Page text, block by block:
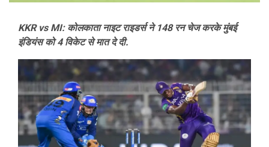
KKR vs MI: कोलकाता नाइट राइडर्स ने 148 रन चेज करके मुंबई
इंडियंस को 4 विकेट से मात दे दी.